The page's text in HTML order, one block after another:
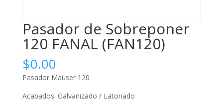
Pasador de Sobreponer
120 FANAL (FAN120)
$0.00
Pasador Mauser 120
Acabados: Galvanizado / Latonado